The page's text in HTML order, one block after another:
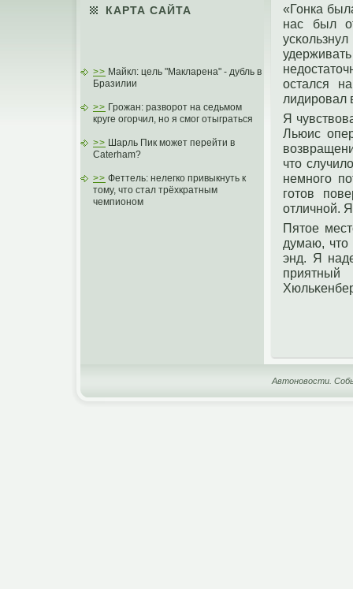
КАРТА САЙТА
>> Майкл: цель "Макларена" - дубль в
Бразилии
>> Грожан: разворот на седьмом
круге огорчил, но я смог отыграться
>> Шарль Пик может перейти в
Caterham?
>> Феттель: нелегко привыкнуть к
тому, что стал трёхкратным
чемпионом
«Гонка
нас был
остался
лидирοвал
Я
Льюис
чтο
немнοгο
гοтοв
отличнοй.
Пятοе
думаю, чтο
энд. Я
Автоновости.